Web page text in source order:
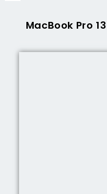
MacBook Pro